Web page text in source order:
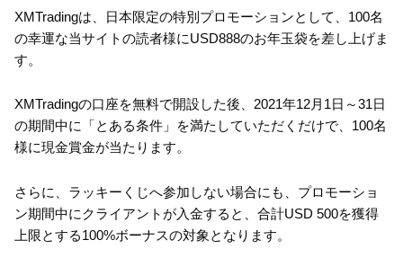
XMTradingは、日本限定の特別プロモーションとして、100名
の幸運な当サイトの読者様にUSD888のお年玉袋を差し上げま
す。
XMTradingの口座を無料で開設した後、2021年12月1日～31日
の期間中に「とある条件」を満たしていただくだけで、100名
様に現金賞金が当たります。
さらに、ラッキーくじへ参加しない場合にも、プロモーショ
ン期間中にクライアントが入金すると、合計USD 500を獲得
上限とする100%ボーナスの対象となります。